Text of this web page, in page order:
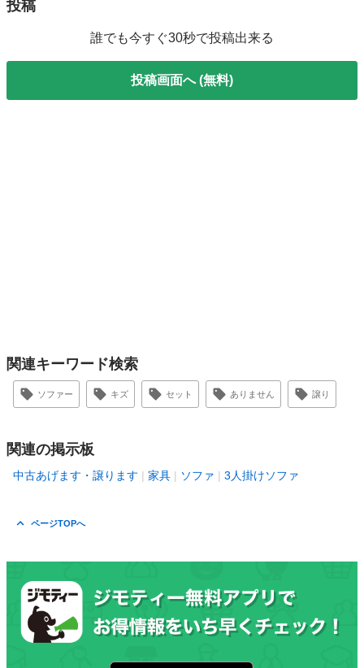
投稿
誰でも今すぐ30秒で投稿出来る
投稿画面へ (無料)
関連キーワード検索
ソファー キズ セット ありません 譲り
関連の掲示板
中古あげます・譲ります 家具 ソファ 3人掛けソファ
ページTOPへ